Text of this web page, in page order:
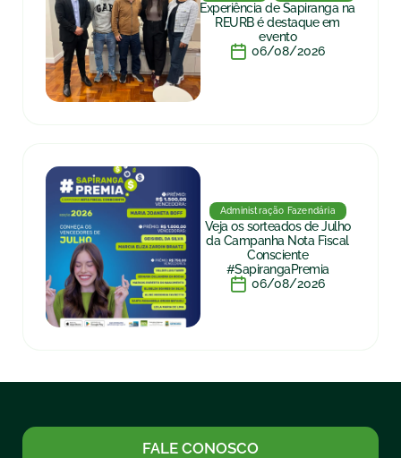
Experiência de Sapiranga na
REURB é destaque em
evento
06/08/2026
Administração Fazendária
Veja os sorteados de Julho
da Campanha Nota Fiscal
Consciente
#SapirangaPremia
06/08/2026
FALE CONOSCO